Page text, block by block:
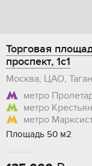
Торговая
проспект, 1с1
Москва, ЦАО,
метро
метро
метро
Площадь 50 м2